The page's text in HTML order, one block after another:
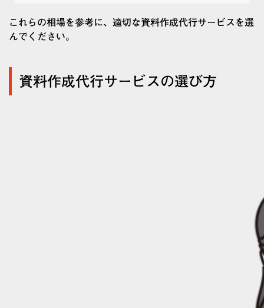
これらの相場を参考に、適切な資料作成代行サービスを選
んでください。
資料作成代行サービスの選び方